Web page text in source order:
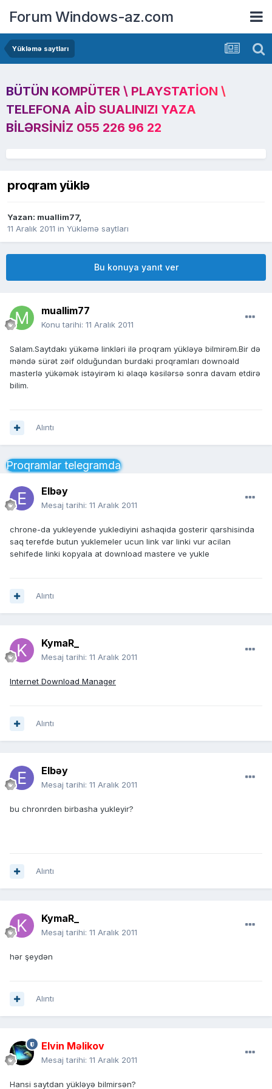
Forum Windows-az.com
Yükləmə saytları
BÜTÜN KOMPÜTER \ PLAYSTATION \
TELEFONA AID SUALINIZI YAZA
BILƏRSINIZ 055 226 96 22
proqram yüklə
Yazan: muallim77,
11 Aralık 2011 in Yükləmə saytları
Bu konuya yanıt ver
muallim77
Konu tarihi: 11 Aralık 2011
Salam.Saytdakı yükəmə linkləri ilə proqram yükləyə bilmirəm.Bir də
məndə sürət zəif olduğundan burdaki proqramları downoald
masterlə yükəmək istəyirəm ki əlaqə kəsilərsə sonra davam etdirə
bilim.
Alıntı
Proqramlar telegramda
Elbəy
Mesaj tarihi: 11 Aralık 2011
chrone-da yukleyende yuklediyini ashaqida gosterir qarshisinda
saq terefde butun yuklemeler ucun link var linki vur acilan
sehifede linki kopyala at download mastere ve yukle
Alıntı
KymaR_
Mesaj tarihi: 11 Aralık 2011
Internet Download Manager
Alıntı
Elbəy
Mesaj tarihi: 11 Aralık 2011
bu chronrden birbasha yukleyir?
Alıntı
KymaR_
Mesaj tarihi: 11 Aralık 2011
hər şeydən
Alıntı
Elvin Məlikov
Mesaj tarihi: 11 Aralık 2011
Hansi saytdan yükləyə bilmirsən?